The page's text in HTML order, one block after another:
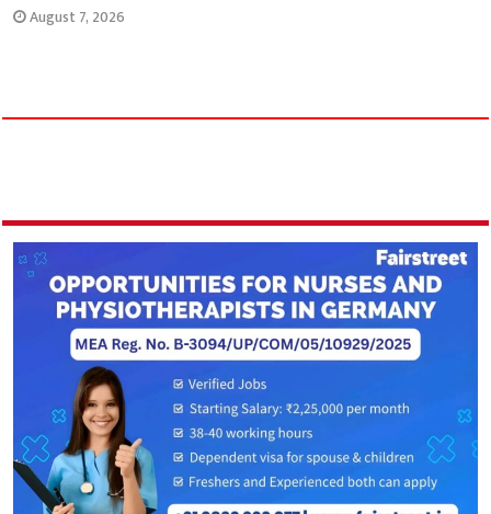
August 7, 2026